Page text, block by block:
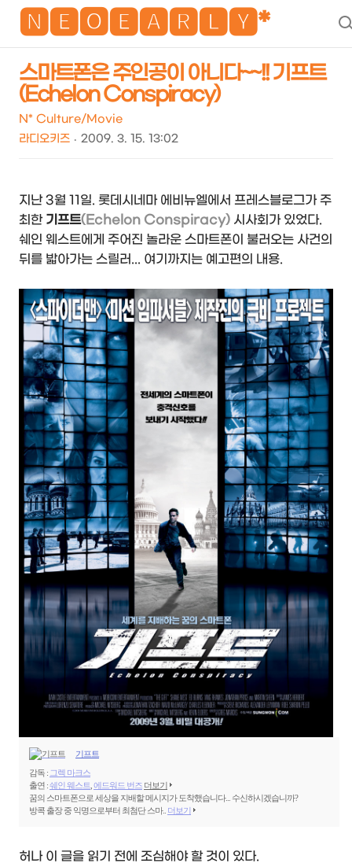
🅽🅴🅾🅴🅰🆁🅻🆈*
스마트폰은 주인공이 아니다~~!! 기프트
(Echelon Conspiracy)
N* Culture/Movie
라디오키즈
2009. 3. 15. 13:02
지난 3월 11일. 롯데시네마 에비뉴엘에서 프레스블로그가 주
최한 기프트(Echelon Conspiracy) 시사회가 있었다.
쉐인 웨스트에게 주어진 놀라운 스마트폰이 불러오는 사건의
뒤를 밟아가는 스릴러... 여기까지는 예고편의 내용.
기프트
감독 : 그렉 마크스
출연 :쉐인 웨스트 에드워드 번즈 더보기
꿈의 스마트폰으로 세상을 지배할 메시지가 도착했습니다... 수신하시겠습니까?
방콕 출장 중 익명으로부터 최첨단 스마.. 더보기
허나 이 글을 읽기 전에 조심해야 할 것이 있다.